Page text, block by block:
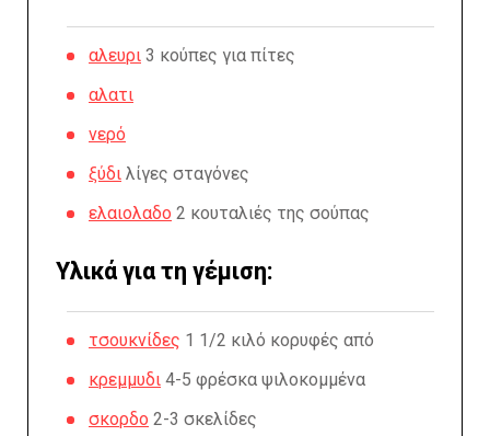
αλευρι 3 κούπες για πίτες
αλατι
νερό
ξύδι λίγες σταγόνες
ελαιολαδο 2 κουταλιές της σούπας
Υλικά για τη γέμιση:
τσουκνίδες 1 1/2 κιλό κορυφές από
κρεμμυδι 4-5 φρέσκα ψιλοκομμένα
σκορδο 2-3 σκελίδες